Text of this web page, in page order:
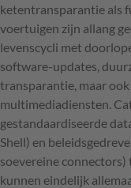
ketentransparantie als
voertuigen zijn allang
levenscycli met
software-updates,
transparantie, maar ook
multimediadiensten.
gestandaardiseerde
Shell) en
soevereine connectors)
kunnen eindelijk